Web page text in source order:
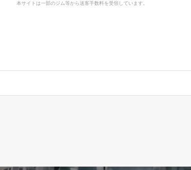
本サイトは一部のジム等から送客手数料を受領しています。